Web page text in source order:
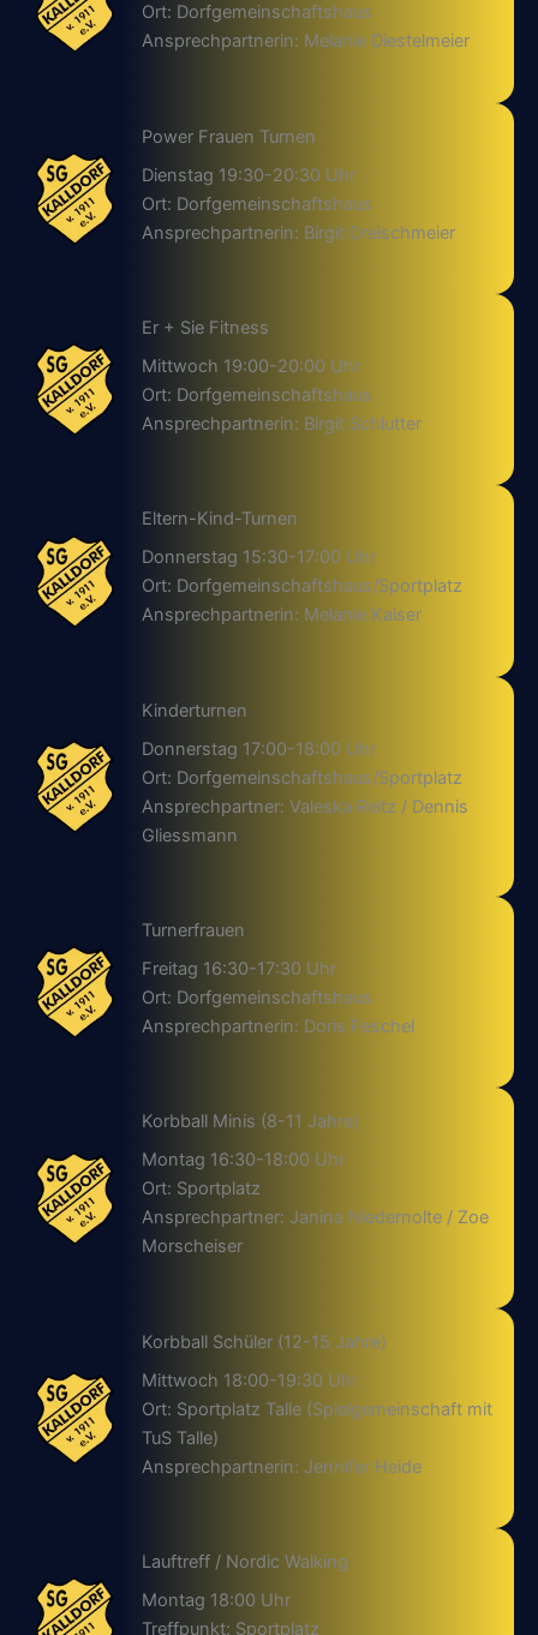
Ort: Dorfgemeinschaftshaus
Ansprechpartnerin: Melanie Diestelmeier
Power Frauen Turnen
Dienstag 19:30-20:30 Uhr
Ort: Dorfgemeinschaftshaus
Ansprechpartnerin: Birgit Dreischmeier
Er + Sie Fitness
Mittwoch 19:00-20:00 Uhr
Ort: Dorfgemeinschaftshaus
Ansprechpartnerin: Birgit Schlutter
Eltern-Kind-Turnen
Donnerstag 15:30-17:00 Uhr
Ort: Dorfgemeinschaftshaus/Sportplatz
Ansprechpartnerin: Melanie Kaiser
Kinderturnen
Donnerstag 17:00-18:00 Uhr
Ort: Dorfgemeinschaftshaus/Sportplatz
Ansprechpartner: Valeska Reitz / Dennis
Gliessmann
Turnerfrauen
Freitag 16:30-17:30 Uhr
Ort: Dorfgemeinschaftshaus
Ansprechpartnerin: Doris Peschel
Korbball Minis (8-11 Jahre)
Montag 16:30-18:00 Uhr
Ort: Sportplatz
Ansprechpartner: Janina Niedernolte / Zoe
Morscheiser
Korbball Schüler (12-15 Jahre)
Mittwoch 18:00-19:30 Uhr
Ort: Sportplatz Talle (Spielgemeinschaft mit
TuS Talle)
Ansprechpartnerin: Jennifer Heide
Lauftreff / Nordic Walking
Montag 18:00 Uhr
Treffpunkt: Sportplatz